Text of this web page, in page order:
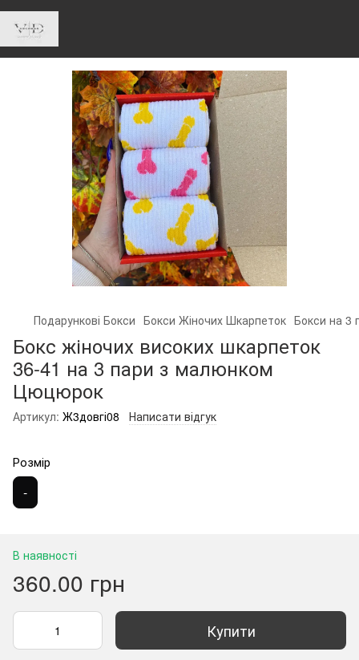
Подарункові Бокси Бокси Жіночих Шкарпеток Бокси на 3
Бокс жіночих високих шкарпеток
36-41 на 3 пари з малюнком
Цюцюрок
Артикул: Ж3довгі08 Написати відгук
Розмір
-
В наявності
360.00 грн
Купити